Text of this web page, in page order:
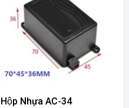
Hộp Nhựa AC-34